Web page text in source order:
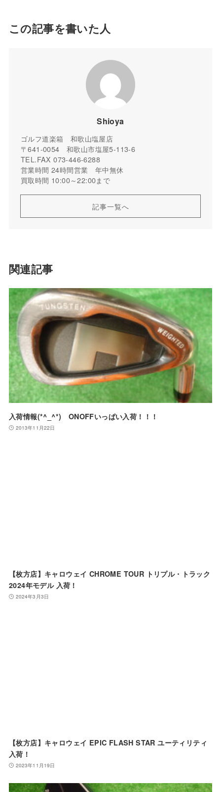
この記事を書いた人
Shioya
ゴルフ道楽箱 和歌山塩屋店
〒641-0054 和歌山市塩屋5-113-6
TEL.FAX 073-446-6288
営業時間 24時間営業 年中無休
買取時間 10:00～22:00まで
記事一覧へ
関連記事
入荷情報(*^_^*) ONOFFいっぱい入荷！！！
2013年11月22日
【枚方店】キャロウェイ CHROME TOUR トリプル・トラック
2024年モデル 入荷！
2024年3月3日
【枚方店】キャロウェイ EPIC FLASH STAR ユーティリティ
入荷！
2023年11月19日